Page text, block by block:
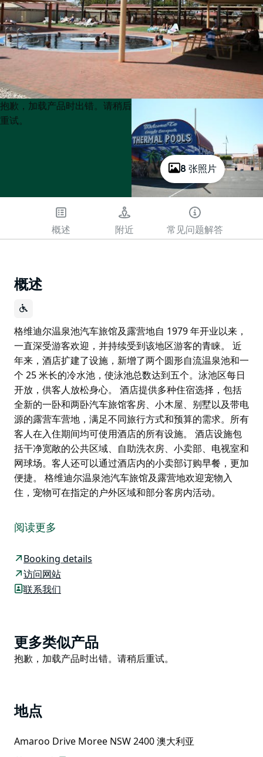
8 张照片
Product
List
Product
List
抱歉，加载产品时出错。请稍后
重试。
概述 附近 常见问题解答
概述
格维迪尔温泉池汽车旅馆及露营地自 1979 年开业以来，
一直深受游客欢迎，并持续受到该地区游客的青睐。 近
年来，酒店扩建了设施，新增了两个圆形自流温泉池和一
个 25 米长的冷水池，使泳池总数达到五个。泳池区每日
开放，供客人放松身心。 酒店提供多种住宿选择，包括
全新的一卧和两卧汽车旅馆客房、小木屋、别墅以及带电
源的露营车营地，满足不同旅行方式和预算的需求。所有
客人在入住期间均可使用酒店的所有设施。 酒店设施包
括干净宽敞的公共区域、自助洗衣房、小卖部、电视室和
网球场。客人还可以通过酒店内的小卖部订购早餐，更加
便捷。 格维迪尔温泉池汽车旅馆及露营地欢迎宠物入
住，宠物可在指定的户外区域和部分客房内活动。
一直深受游客欢迎，并持续受到该地区游客的青睐。
一个 25 米长的冷水池，使泳池总数达到五个。泳池区每
日开放，供客人放松身心。
酒店提供多种住宿选择，包括全新的一卧和两卧汽车旅馆
店的所有设施。
酒店设施包括干净宽敞的公共区域、自助洗衣房、小卖
格维迪尔温泉池汽车旅馆及露营地欢迎宠物入住，宠物可
在指定的户外区域和部分客房内活动。
阅读更多
Booking details
访问网站
联系我们
Product
List
更多类似产品
Product
抱歉，加载产品时出错。请稍后重试。
地点
Amaroo Drive Moree NSW 2400 澳大利亚